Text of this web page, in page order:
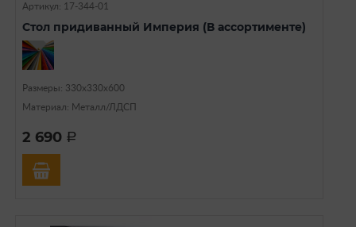
Артикул: 17-344-01
Стол придиванный Империя (В ассортименте)
Размеры: 330х330х600
Материал: Металл/ЛДСП
2 690 a